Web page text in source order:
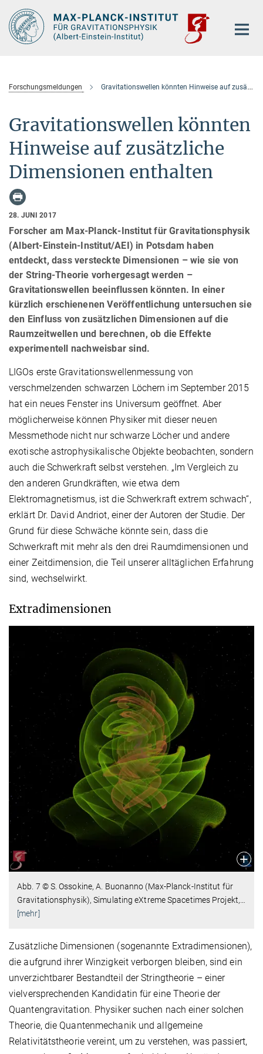
Hauptinhalt
Forschungsmeldungen Gravitationswellen könnten Hinweise auf zusätzliche Dimensionen enthalten
Gravitationswellen könnten
Hinweise auf zusätzliche
Dimensionen enthalten
28. JUNI 2017
Forscher am Max-Planck-Institut für Gravitationsphysik
(Albert-Einstein-Institut/AEI) in Potsdam haben
entdeckt, dass versteckte Dimensionen – wie sie von
der String-Theorie vorhergesagt werden –
Gravitationswellen beeinflussen könnten. In einer
kürzlich erschienenen Veröffentlichung untersuchen sie
den Einfluss von zusätzlichen Dimensionen auf die
Raumzeitwellen und berechnen, ob die Effekte
experimentell nachweisbar sind.
LIGOs erste Gravitationswellenmessung von
verschmelzenden schwarzen Löchern im September 2015
hat ein neues Fenster ins Universum geöffnet. Aber
möglicherweise können Physiker mit dieser neuen
Messmethode nicht nur schwarze Löcher und andere
exotische astrophysikalische Objekte beobachten, sondern
auch die Schwerkraft selbst verstehen. „Im Vergleich zu
den anderen Grundkräften, wie etwa dem
Elektromagnetismus, ist die Schwerkraft extrem schwach“,
erklärt Dr. David Andriot, einer der Autoren der Studie. Der
Grund für diese Schwäche könnte sein, dass die
Schwerkraft mit mehr als den drei Raumdimensionen und
einer Zeitdimension, die Teil unserer alltäglichen Erfahrung
sind, wechselwirkt.
Extradimensionen
Abb. 7 © S. Ossokine, A. Buonanno (Max-Planck-Institut für
Gravitationsphysik), Simulating eXtreme Spacetimes Projekt,
[mehr]
Zusätzliche Dimensionen (sogenannte Extradimensionen),
die aufgrund ihrer Winzigkeit verborgen bleiben, sind ein
unverzichtbarer Bestandteil der Stringtheorie – einer
vielversprechenden Kandidatin für eine Theorie der
Quantengravitation. Physiker suchen nach einer solchen
Theorie, die Quantenmechanik und allgemeine
Relativitätstheorie vereint, um zu verstehen, was passiert,